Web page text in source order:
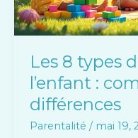
Les 8 types
l’enfant :
différences
Parentalité / mai 19,
les
différences